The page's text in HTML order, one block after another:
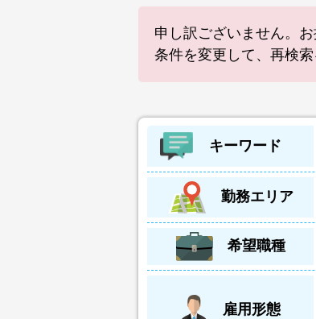
申し訳ございません。
条件を変更して、再検索
キーワード
勤務エリア
希望職種
雇用形態